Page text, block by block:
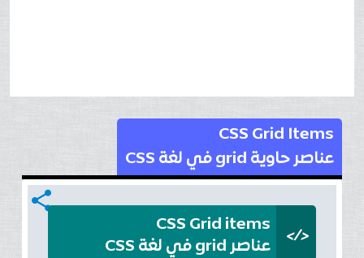
CSS Grid Items
عناصر حاوية grid في لغة CSS
share
</>
CSS Grid items
عناصر grid في لغة CSS